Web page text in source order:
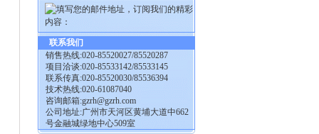
联系我们
销售热线:020-85520027/85520287
项目洽谈:020-85533142/85533145
联系传真:020-85520030/85536394
技术热线:020-61087040
咨询邮箱:gzrh@gzrh.com
公司地址:广州市天河区黄埔大道中662
号金融城绿地中心509室